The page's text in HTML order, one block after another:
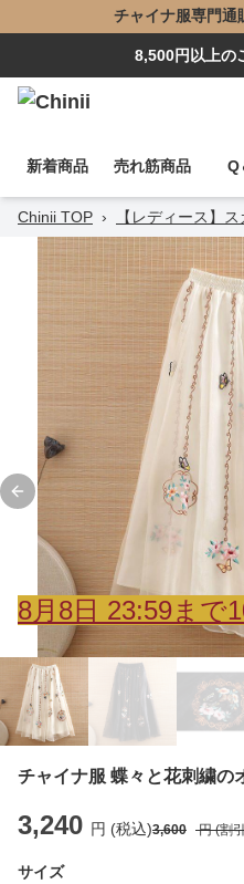
チャイナ服専門通
8,500円以上の
新着商品 売れ筋商品 Q
Chinii TOP › 【レディース】
Previous slide
8月 8日 23:59まで
チャイナ服 蝶々と花刺繍の
3,240 円 (税込)3,600 円 (割
サイズ